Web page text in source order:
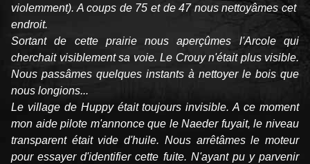
violemment). A coups de 75 et de 47 nous nettoyâmes cet
endroit.
Sortant de cette prairie nous aperçûmes l'Arcole qui
cherchait visiblement sa voie. Le Crouy n'était plus visible.
Nous passâmes quelques instants à nettoyer le bois que
nous longions...
Le village de Huppy était toujours invisible. A ce moment
mon aide pilote m'annonce que le Naeder fuyait, le niveau
transparent était vide d'huile. Nous arrêtâmes le moteur
pour essayer d'identifier cette fuite. N'ayant pu y parvenir